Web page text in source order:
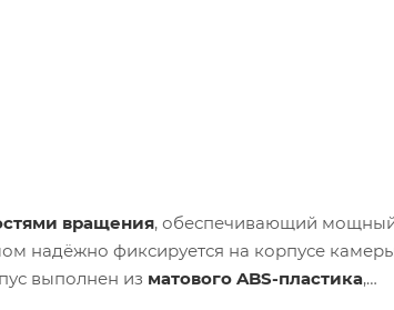
вращения, обеспечивающий
надёжно фиксируется на корпусе
выполнен из матового ABS-пластика,